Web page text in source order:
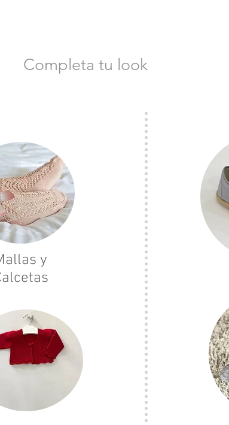
Completa tu look
y